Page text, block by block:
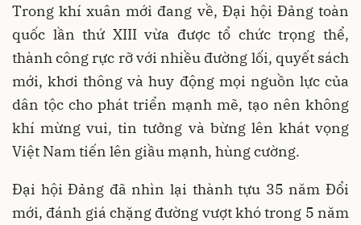
Trong khí xuân mới đang về, Đại hội Đảng toàn
quốc lần thứ XIII vừa được tổ chức trọng thể,
thành công rực rỡ với nhiều đường lối, quyết sách
mới, khơi thông và huy động mọi nguồn lực của
dân tộc cho phát triển mạnh mẽ, tạo nên không
khí mừng vui, tin tưởng và bừng lên khát vọng
Việt Nam tiến lên giầu mạnh, hùng cường.
Đại hội Đảng đã nhìn lại thành tựu 35 năm Đổi
mới, đánh giá chặng đường vượt khó trong 5 năm